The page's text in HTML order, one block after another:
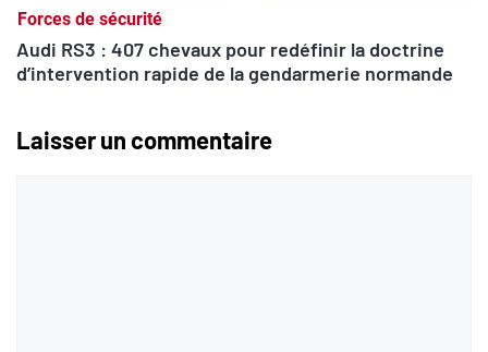
Forces de sécurité
Audi RS3 : 407 chevaux pour redéfinir la doctrine
d’intervention rapide de la gendarmerie normande
Laisser un commentaire